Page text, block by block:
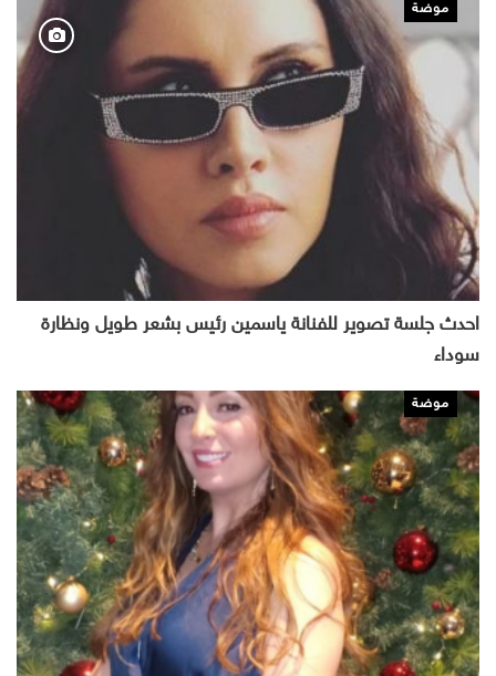
موضة
احدث جلسة تصوير للفنانة ياسمين رئيس بشعر طويل ونظارة
سوداء
موضة